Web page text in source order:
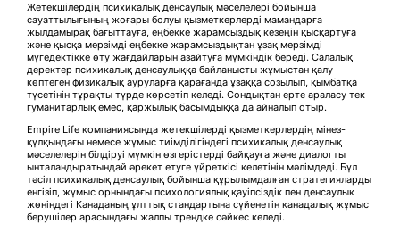
Жетекшілердің психикалық денсаулық мәселелері бойынша
сауаттылығының жоғары болуы қызметкерлерді мамандарға
жылдамырақ бағыттауға, еңбекке жарамсыздық кезеңін қысқартуға
және қысқа мерзімді еңбекке жарамсыздықтан ұзақ мерзімді
мүгедектікке өту жағдайларын азайтуға мүмкіндік береді. Салалық
деректер психикалық денсаулыққа байланысты жұмыстан қалу
көптеген физикалық ауруларға қарағанда ұзаққа созылып, қымбатқа
түсетінін тұрақты түрде көрсетіп келеді. Сондықтан ерте араласу тек
гуманитарлық емес, қаржылық басымдыққа да айналып отыр.
Empire Life компаниясында жетекшілерді қызметкерлердің мінез-
құлқындағы немесе жұмыс тиімділігіндегі психикалық денсаулық
мәселелерін білдіруі мүмкін өзгерістерді байқауға және диалогты
ынталандыратындай әрекет етуге үйреткісі келетінін мәлімдеді. Бұл
тәсіл психикалық денсаулық бойынша құрылымдалған стратегияларды
енгізіп, жұмыс орнындағы психологиялық қауіпсіздік пен денсаулық
жөніндегі Канаданың ұлттық стандартына сүйенетін канадалық жұмыс
берушілер арасындағы жалпы трендке сәйкес келеді.